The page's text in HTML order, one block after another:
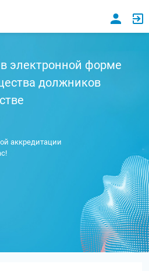
электронной форме
должников
аккредитации